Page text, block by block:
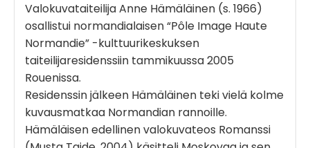
Valokuvataiteilija Anne Hämäläinen (s. 1966)
osallistui normandialaisen “Pôle Image Haute
Normandie” -kulttuurikeskuksen
taiteilijaresidenssiin tammikuussa 2005
Rouenissa.
Residenssin jälkeen Hämäläinen teki vielä kolme
kuvausmatkaa Normandian rannoille.
Hämäläisen edellinen valokuvateos Romanssi